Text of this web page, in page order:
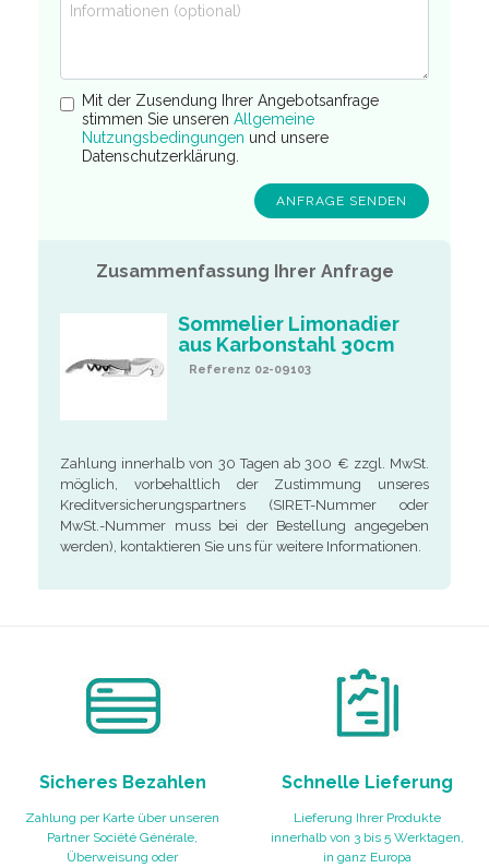
Mit der Zusendung Ihrer Angebotsanfrage
stimmen Sie unseren Allgemeine
Nutzungsbedingungen und unsere
Datenschutzerklärung.
Zusammenfassung Ihrer Anfrage
Sommelier Limonadier
aus Karbonstahl 30cm
Referenz 02-09103
Zahlung innerhalb von 30 Tagen ab 300 € zzgl. MwSt.
möglich, vorbehaltlich der Zustimmung unseres
Kreditversicherungspartners (SIRET-Nummer oder
MwSt.-Nummer muss bei der Bestellung angegeben
werden), kontaktieren Sie uns für weitere Informationen.
Sicheres Bezahlen
Zahlung per Karte über unseren
Partner Société Générale,
Überweisung oder
Schnelle Lieferung
Lieferung Ihrer Produkte
innerhalb von 3 bis 5 Werktagen,
in ganz Europa